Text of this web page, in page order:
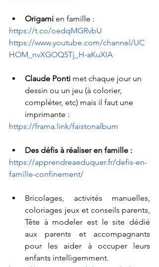
Origami en famille :
https://t.co/oedqMGRvbU
https://www.youtube.com/channel/UC
HOM_nvXGOQ5Tj_H-aKuXIA
Claude Ponti met chaque jour un
dessin ou un jeu (à colorier,
compléter, etc) mais il faut une
imprimante :
https://frama.link/faistonalbum
Des défis à réaliser en famille :
https://apprendreaeduquer.fr/defis-en-
famille-confinement/
Bricolages, activités manuelles,
coloriages jeux et conseils parents,
Tête à modeler est le site dédié
aux parents et accompagnants
pour les aider à occuper leurs
enfants intelligemment.